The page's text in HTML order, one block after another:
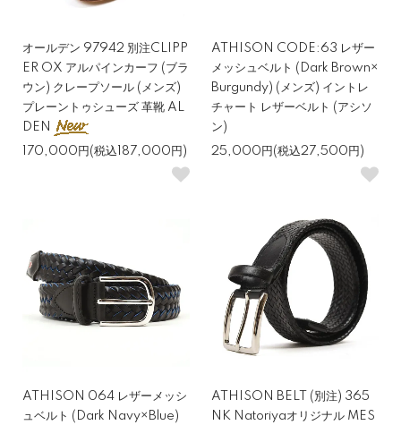
オールデン 97942 別注CLIPP
ER OX アルパインカーフ (ブラ
ウン) クレープソール (メンズ)
プレーントゥシューズ 革靴 AL
DEN
170,000円(税込187,000円)
ATHISON CODE:63 レザー
メッシュベルト (Dark Brown×
Burgundy) (メンズ) イントレ
チャート レザーベルト (アシソ
ン)
25,000円(税込27,500円)
ATHISON 064 レザーメッシ
ュベルト (Dark Navy×Blue)
ATHISON BELT (別注) 365
NK Natoriyaオリジナル MES